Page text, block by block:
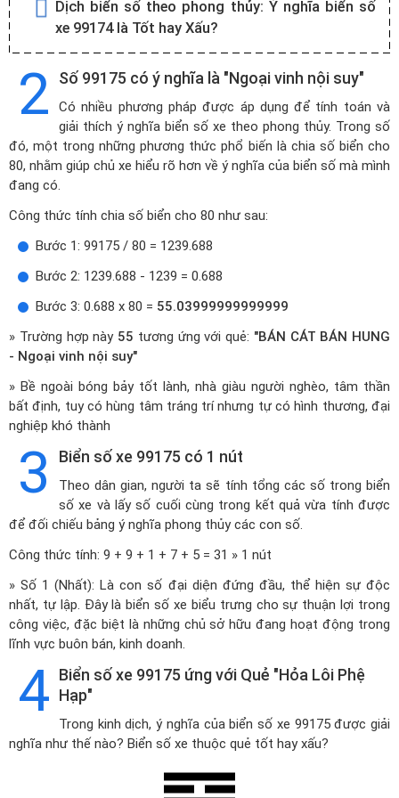
Dịch biển số theo phong thủy: Ý nghĩa biển số
xe 99174 là Tốt hay Xấu?
2 Số 99175 có ý nghĩa là "Ngoại vinh nội suy"
Có nhiều phương pháp được áp dụng để tính toán và
giải thích ý nghĩa biển số xe theo phong thủy. Trong số
đó, một trong những phương thức phổ biến là chia số biển cho
80, nhằm giúp chủ xe hiểu rõ hơn về ý nghĩa của biển số mà mình
đang có.
Công thức tính chia số biển cho 80 như sau:
Bước 1: 99175 / 80 = 1239.688
Bước 2: 1239.688 - 1239 = 0.688
Bước 3: 0.688 x 80 = 55.03999999999999
» Trường hợp này 55 tương ứng với quẻ: "BÁN CÁT BÁN HUNG
- Ngoại vinh nội suy"
» Bề ngoài bóng bảy tốt lành, nhà giàu người nghèo, tâm thần
bất định, tuy có hùng tâm tráng trí nhưng tự có hình thương, đại
nghiệp khó thành
3 Biển số xe 99175 có 1 nút
Theo dân gian, người ta sẽ tính tổng các số trong biển
số xe và lấy số cuối cùng trong kết quả vừa tính được
để đối chiếu bảng ý nghĩa phong thủy các con số.
Công thức tính: 9 + 9 + 1 + 7 + 5 = 31 » 1 nút
» Số 1 (Nhất): Là con số đại diện đứng đầu, thể hiện sự độc
nhất, tự lập. Đây là biển số xe biểu trưng cho sự thuận lợi trong
công việc, đặc biệt là những chủ sở hữu đang hoạt động trong
lĩnh vực buôn bán, kinh doanh.
4 Biển số xe 99175 ứng với Quẻ "Hỏa Lôi Phệ
Hạp"
Trong kinh dịch, ý nghĩa của biển số xe 99175 được giải
nghĩa như thế nào? Biển số xe thuộc quẻ tốt hay xấu?